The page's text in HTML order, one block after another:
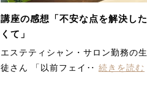
講座の感想「不安な点を解決した
くて」
エステティシャン・サロン勤務の生
徒さん 「以前フェイ‥ 続きを読む